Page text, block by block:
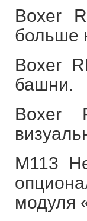
Boxer
больше
Boxer
башни.
Boxer
M113
модуля